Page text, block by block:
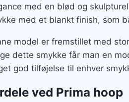
med en blød og
med et blankt finish, som
model er fremstillet med
dette smykke får man en
god tilføjelse til enhver
ved Prima hoop